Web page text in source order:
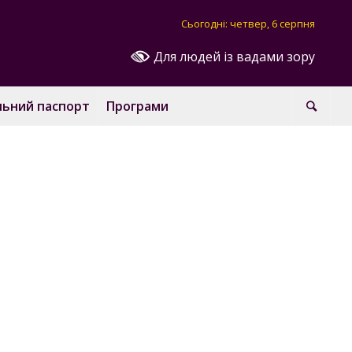
Для людей із вадами зору
Сьогодні: четвер, 6 серпня
паспорт Програми